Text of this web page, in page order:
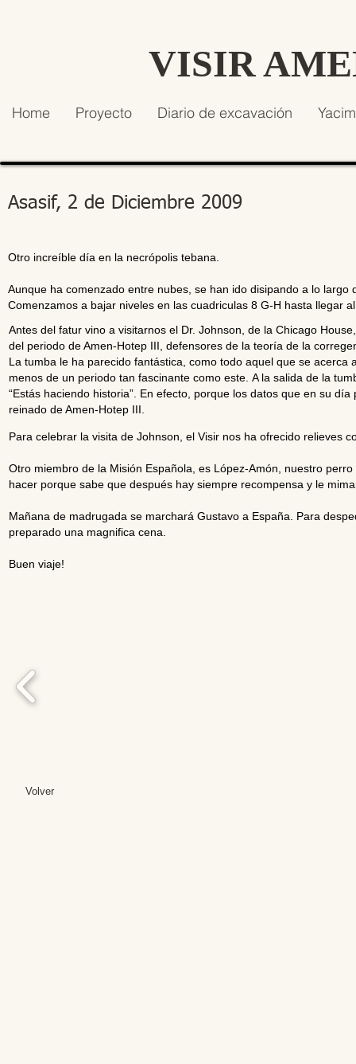
VISIR
Home Proyecto Diario de excavación
Asasif, 2 de Diciembre 2009
Otro increíble día en la necrópolis tebana.
Aunque ha comenzado entre nubes, se han ido disipando a lo largo
Comenzamos a bajar niveles en las cuadriculas 8 G-H hasta llegar
Antes del fatur vino a visitarnos el Dr. Johnson, de la Chicago
del periodo de Amen-Hotep III, defensores de la teoría de la
La tumba le ha parecido fantástica, como todo aquel que se
menos de un periodo tan fascinante como este. A la salida de la
“Estás haciendo historia”. En efecto, porque los datos que en su
reinado de Amen-Hotep III.
Para celebrar la visita de Johnson, el Visir nos ha ofrecido relieves
Otro miembro de la Misión Española, es López-Amón, nuestro
hacer porque sabe que después hay siempre recompensa y le
Mañana de madrugada se marchará Gustavo a España. Para
preparado una magnifica cena.
Buen viaje!
Volver